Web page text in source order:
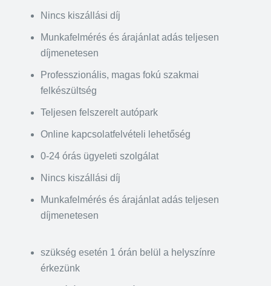
Nincs kiszállási díj
Munkafelmérés és árajánlat adás teljesen
díjmenetesen
Professzionális, magas fokú szakmai
felkészültség
Teljesen felszerelt autópark
Online kapcsolatfelvételi lehetőség
0-24 órás ügyeleti szolgálat
Nincs kiszállási díj
Munkafelmérés és árajánlat adás teljesen
díjmenetesen
szükség esetén 1 órán belül a helyszínre
érkezünk